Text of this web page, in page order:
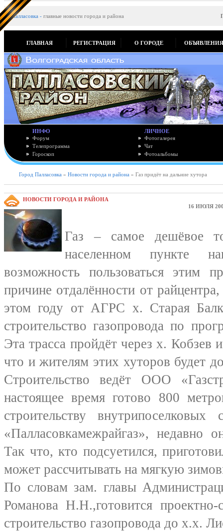
Палласовка - главные новости города и района
ГЛАВНАЯ РЕГИСТРАЦИЯ О ГОРОДЕ ОБЪЯВЛЕНИЯ
ИНФО
Форум
Телепрограмма
Гороскоп
ЛИЧНОЕ
Фотогалерея
Чат
Фотоальбомы
Город Палласовка » Новости города и района » Газ придёт на дальние хутора
НОВОСТИ ГОРОДА И РАЙОНА
16 ИЮЛЯ
Газ – самое дешёвое
населенном пункте
возможность пользоваться этим
причине отдалённости от
этом году от АГРС х. Старая
строительство газопровода по
Эта трасса пройдёт через х. Кобзев
что и жителям этих хуторов будет
Строительство ведёт ООО
настоящее время готово 800
строительству
«Палласовкамежрайгаз», недавно
Так что, кто подсуетился,
может рассчитывать на мягкую
По словам зам. главы
Романова Н.Н.,готовится
строительство газопровода до х.х.